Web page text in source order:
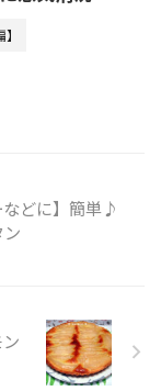
などに】簡単♪